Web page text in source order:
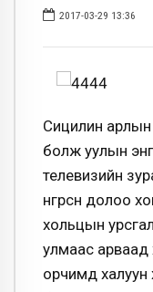
2017-03-29 13:36
Сицилин
болж уулын
телевизийн
өнгөрсөн долоо
хольцын
улмаас арваад
орчимд халуун